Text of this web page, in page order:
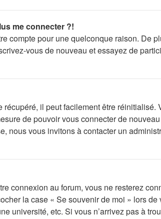
me connecter ?!
compte pour une quelconque raison.
vous de nouveau et essayez de
il peut facilement être
de pouvoir vous connecter de
nous vous invitons à contacter un
connexion au forum, vous ne resterez
la case « Se souvenir de moi » lors
université, etc. Si vous n’arrivez pas à